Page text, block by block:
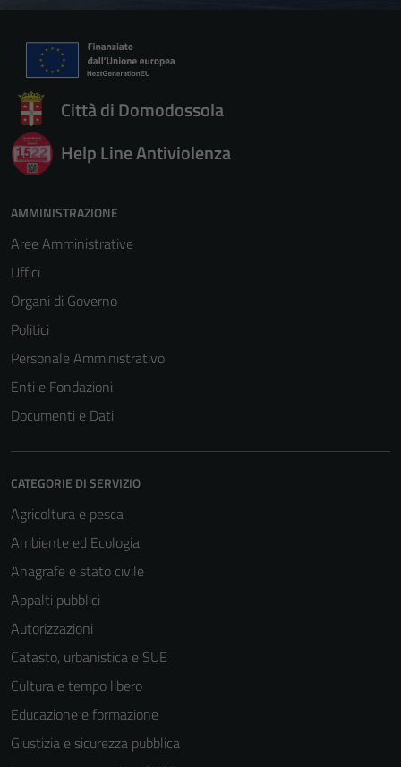
Città di Domodossola
Help Line Antiviolenza
AMMINISTRAZIONE
Aree Amministrative
Uffici
Organi di Governo
Politici
Personale Amministrativo
Enti e Fondazioni
Documenti e Dati
CATEGORIE DI SERVIZIO
Agricoltura e pesca
Ambiente ed Ecologia
Anagrafe e stato civile
Appalti pubblici
Autorizzazioni
Catasto, urbanistica e SUE
Cultura e tempo libero
Educazione e formazione
Giustizia e sicurezza pubblica